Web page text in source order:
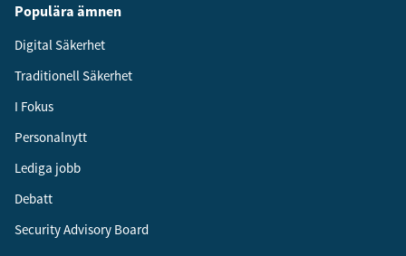
Populära ämnen
Digital Säkerhet
Traditionell Säkerhet
I Fokus
Personalnytt
Lediga jobb
Debatt
Security Advisory Board